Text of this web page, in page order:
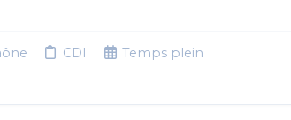
CDI
Temps plein